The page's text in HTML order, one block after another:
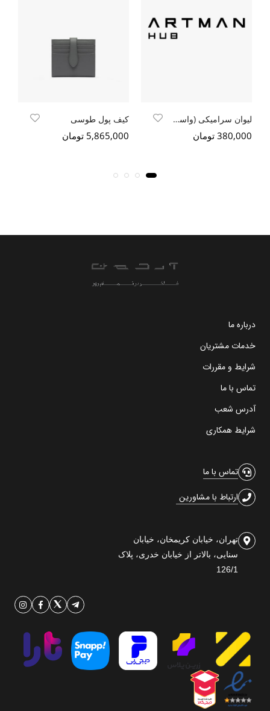
لیوان سرامیکی (واسیلی وان)
380,000 تومان
کیف پول طوسی
5,865,000 تومان
درباره ما
خدمات مشتریان
شرایط و مقررات
تماس با ما
آدرس شعب
شرایط همکاری
تماس با ما
ارتباط با مشاورین
تهران، خیابان کریمخان، خیابان
سنایی، بالاتر از خیابان خدری، پلاک
126/1